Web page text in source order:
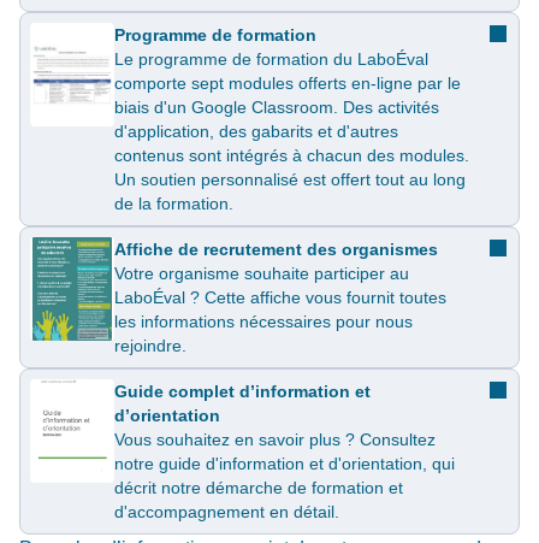
Programme de formation
Le programme de formation du LaboÉval
comporte sept modules offerts en-ligne par le
biais d'un Google Classroom. Des activités
d'application, des gabarits et d'autres
contenus sont intégrés à chacun des modules.
Un soutien personnalisé est offert tout au long
de la formation.
Affiche de recrutement des organismes
Votre organisme souhaite participer au
LaboÉval ? Cette affiche vous fournit toutes
les informations nécessaires pour nous
rejoindre.
Guide complet d’information et
d’orientation
Vous souhaitez en savoir plus ? Consultez
notre guide d'information et d'orientation, qui
décrit notre démarche de formation et
d'accompagnement en détail.